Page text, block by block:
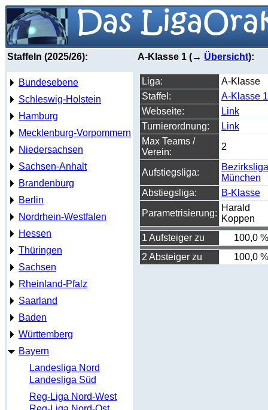
Staffeln (2025/26):
Bundesebene
Schleswig-Holstein
Hamburg
Mecklenburg-Vorpommern
Niedersachsen
Sachsen-Anhalt
Brandenburg
Berlin
Nordrhein-Westfalen
Hessen
Thüringen
Sachsen
Rheinland-Pfalz
Saarland
Baden
Württemberg
Bayern
Landesliga Nord
Landesliga Süd
Reg-Liga Nord-West
A-Klasse 1 (→ Übersicht):
Liga:
A-Klasse
Staffel:
A-Klasse 1
Webseite:
Link
Turnierordnung:
Link
Max Teams /
Verein:
2
Aufstiegsliga:
Bezirksliga
München
Abstiegsliga:
B-Klasse
Parametrisierung:
Harald
Koppen
1 Aufsteiger zu
100,0 %
2 Absteiger zu
100,0 %